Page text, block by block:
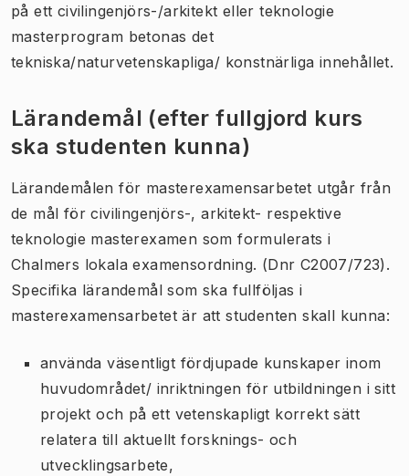
på ett civilingenjörs-/arkitekt eller teknologie
masterprogram betonas det
tekniska/naturvetenskapliga/ konstnärliga innehållet.
Lärandemål (efter fullgjord kurs
ska studenten kunna)
Lärandemålen för masterexamensarbetet utgår från
de mål för civilingenjörs-, arkitekt- respektive
teknologie masterexamen som formulerats i
Chalmers lokala examensordning. (Dnr C2007/723).
Specifika lärandemål som ska fullföljas i
masterexamensarbetet är att studenten skall kunna:
använda väsentligt fördjupade kunskaper inom
huvudområdet/ inriktningen för utbildningen i sitt
projekt och på ett vetenskapligt korrekt sätt
relatera till aktuellt forsknings- och
utvecklingsarbete,